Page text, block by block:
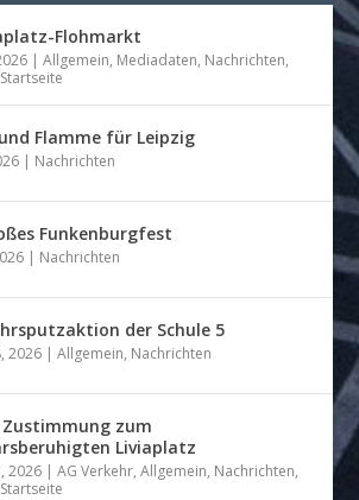
Flohmarkt
|Allgemein, Mediadaten, Nachrichten,
Startseite
Flamme für Leipzig
| Nachrichten
Funkenburgfest
| Nachrichten
der Schule 5
2026 |Allgemein, Nachrichten
Zustimmung zum
Liviaplatz
2026 |AG Verkehr,Allgemein, Nachrichten,
Startseite